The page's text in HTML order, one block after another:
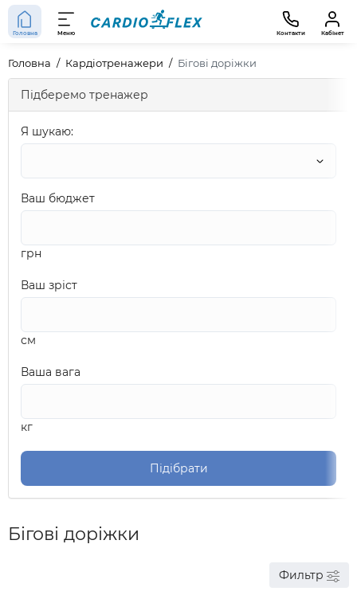
Головна Меню Контакти Кабінет
Головна Кардіотренажери Бігові доріжки
Підберемо тренажер
Я шукаю:
Ваш бюджет
грн
Ваш зріст
см
Ваша вага
кг
Підібрати
Бігові доріжки
Фильтр